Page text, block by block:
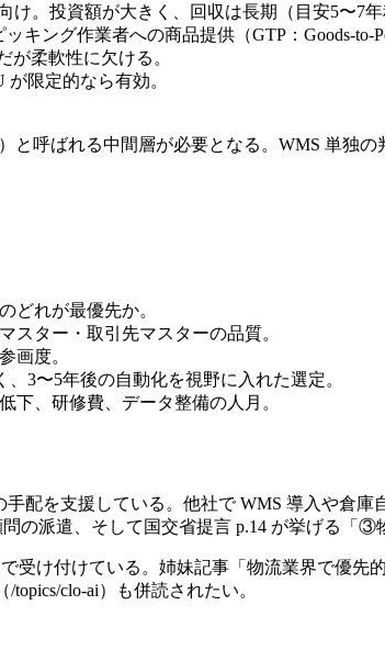
。投資額が大きく、回収は長期（目安5〜7年
キング作業者への商品提供（GTP：Goods-to-
柔軟性に欠ける。
限定的なら有効。
と呼ばれる中間層が必要となる。WMS 単独
どれが最優先か。
スター・取引先マスターの品質。
画度。
、3〜5年後の自動化を視野に入れた選定。
下、研修費、データ整備の人月。
配を支援している。他社で WMS 導入や倉
派遣、そして国交省提言 p.14 が挙げる「③
け付けている。姉妹記事「物流業界で優先
clo-ai）も併読されたい。